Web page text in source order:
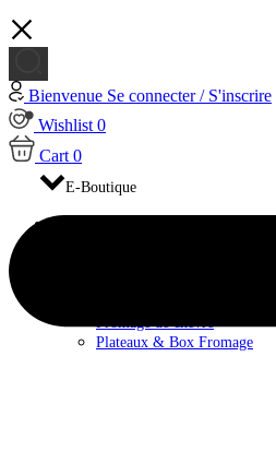
Bienvenue Se connecter / S'inscrire
Wishlist 0
Cart 0
E-Boutique
FROMAGES
Fromage de chèvre
Plateaux & Box Fromage